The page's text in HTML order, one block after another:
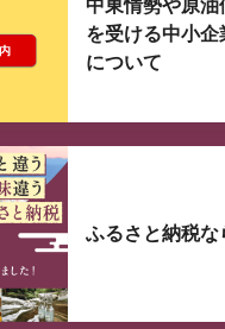
中東情勢や原
を受ける中小企
について
ふるさと納税な